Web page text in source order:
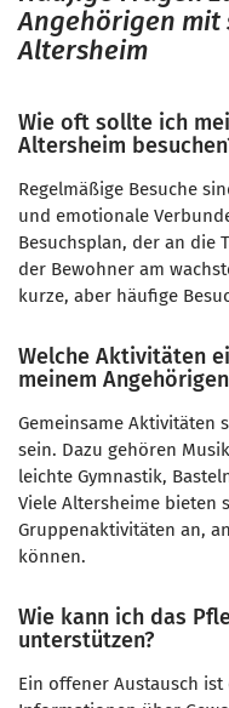
Angehörigen mit
Altersheim
Wie oft sollte ich
Altersheim
Regelmäßige Besuche
und emotionale
Besuchsplan, der an die
der Bewohner am
kurze, aber häufige
Welche Aktivitäten
meinem
Gemeinsame Aktivitäten
sein. Dazu gehören
leichte Gymnastik,
Viele Altersheime bieten
Gruppenaktivitäten an,
können.
Wie kann ich das
unterstützen?
Ein offener Austausch